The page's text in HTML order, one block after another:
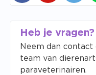
Heb je vragen?
Neem dan contact
team van
paraveterinairen.